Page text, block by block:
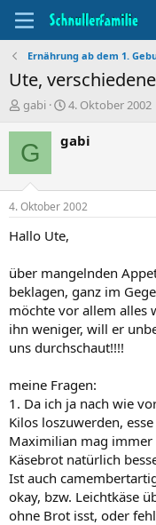
Ernährung ab dem 1.
Ute,
T
e
m
n
s
t
a
e
r
gabi
B
g
i
d
a
4. Oktober 2002
G gabi
4. Oktober 2002
Hallo Ute,
über mangelnden
beklagen, ganz im
möchte vor allem alles
ihn weniger, will er
uns durchschaut!!!!
meine Fragen:
1. Da ich ja nach wie
Kilos loszuwerden,
Maximilian mag immer
Käsebrot natürlich
Ist auch
okay, bzw. Leichtkäse
ohne Brot isst, oder